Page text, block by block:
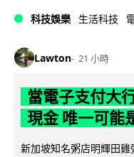
科技娛樂 生活科技
Lawton 21 小時
當電子支付大
現金 唯一可能
新加坡知名粥店明輝田